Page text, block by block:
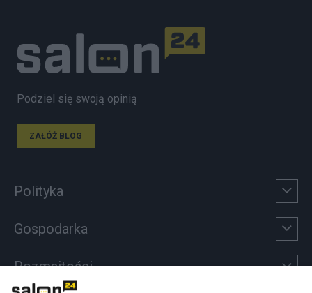
Podziel się swoją opinią
ZAŁÓŻ BLOG
Polityka
Gospodarka
Rozmaitości